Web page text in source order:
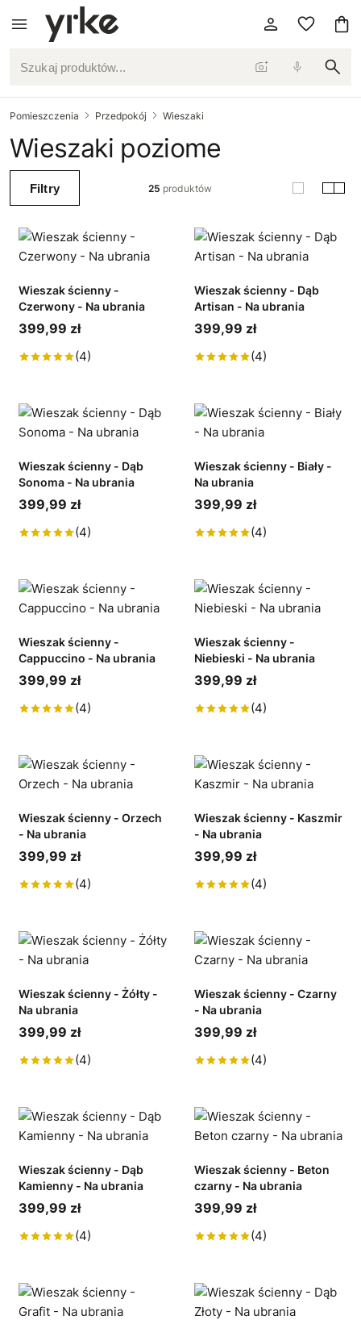
Szukaj produktów...
Pomieszczenia Przedpokój Wieszaki
Wieszaki poziome
Filtry 25 produktów
Wieszak ścienny -
Czerwony - Na ubrania
399,99 zł
(4)
Wieszak ścienny - Dąb
Artisan - Na ubrania
399,99 zł
(4)
Wieszak ścienny - Dąb
Sonoma - Na ubrania
399,99 zł
(4)
Wieszak ścienny - Biały -
Na ubrania
399,99 zł
(4)
Wieszak ścienny -
Cappuccino - Na ubrania
399,99 zł
(4)
Wieszak ścienny -
Niebieski - Na ubrania
399,99 zł
(4)
Wieszak ścienny - Orzech
- Na ubrania
399,99 zł
(4)
Wieszak ścienny - Kaszmir
- Na ubrania
399,99 zł
(4)
Wieszak ścienny - Żółty -
Na ubrania
399,99 zł
(4)
Wieszak ścienny - Czarny
- Na ubrania
399,99 zł
(4)
Wieszak ścienny - Dąb
Kamienny - Na ubrania
399,99 zł
(4)
Wieszak ścienny - Beton
czarny - Na ubrania
399,99 zł
(4)